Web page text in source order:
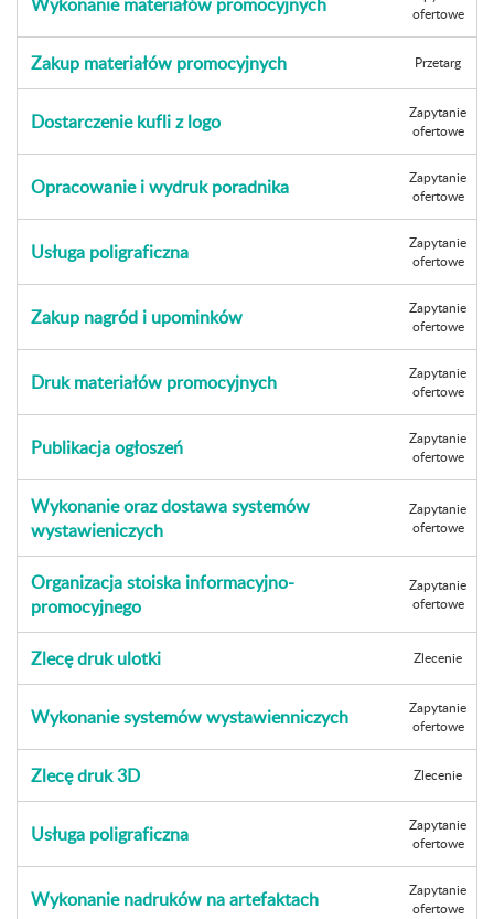
ofertowe
Zakup materiałów promocyjnych Przetarg
Dostarczenie kufli z logo
Zapytanie
ofertowe
Opracowanie i wydruk poradnika
Zapytanie
ofertowe
Usługa poligraficzna
Zapytanie
ofertowe
Zakup nagród i upominków
Zapytanie
ofertowe
Druk materiałów promocyjnych
Zapytanie
ofertowe
Publikacja ogłoszeń
Zapytanie
ofertowe
Wykonanie oraz dostawa systemów
wystawieniczych
Zapytanie
ofertowe
Organizacja stoiska informacyjno-
promocyjnego
Zapytanie
ofertowe
Zlecę druk ulotki Zlecenie
Wykonanie systemów wystawienniczych
Zapytanie
ofertowe
Zlecę druk 3D Zlecenie
Usługa poligraficzna
Zapytanie
ofertowe
Wykonanie nadruków na artefaktach
Zapytanie
ofertowe